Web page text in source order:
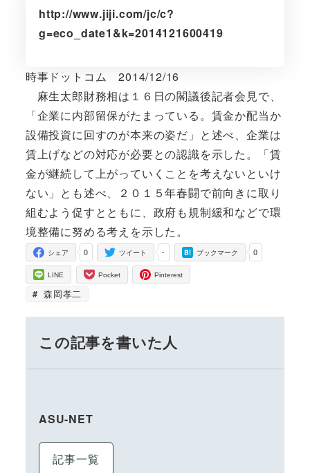
http://www.jiji.com/jc/c?
g=eco_date1&k=2014121600419
時事ドットコム 2014/12/16
麻生太郎財務相は１６日の閣議後記者会見で、
「企業に内部留保がたまっている。賃金か配当か
設備投資に回すのが本来の姿だ」と述べ、企業は
賃上げなどの対応が必要との認識を示した。「賃
金が継続して上がっていくことを考えないといけ
ない」とも述べ、２０１５年春闘で前向きに取り
組むよう促すとともに、政府も規制緩和などで環
境整備に努める考えを示した。
0
シェア -
ツイート 0
ブックマーク
LINE Pocket Pinterest
森岡孝二
この記事を書いた人
ASU-NET
記事一覧